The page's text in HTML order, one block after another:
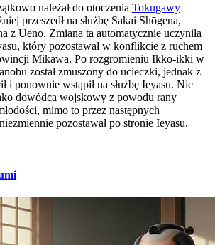
należał do otoczenia Tokugawy
przeszedł na służbę Sakai Shōgena,
z Ueno. Zmiana ta automatycznie uczyniła
który pozostawał w konflikcie z ruchem
Mikawa. Po rozgromieniu Ikkō-ikki w
został zmuszony do ucieczki, jednak z
i ponownie wstąpił na służbę Ieyasu. Nie
dowódca wojskowy z powodu rany
mimo to przez następnych
pozostawał po stronie Ieyasu.